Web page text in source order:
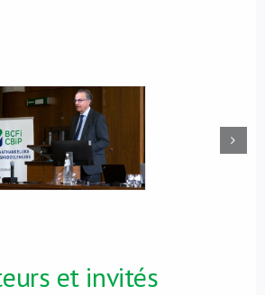
et invités